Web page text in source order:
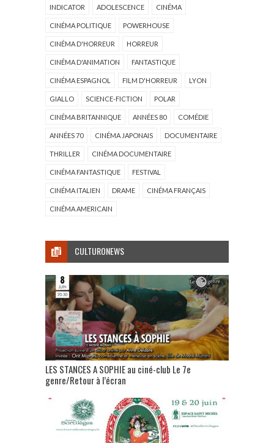
INDICATOR ADOLESCENCE CINÉMA
CINÉMA POLITIQUE POWERHOUSE
CINÉMA D'HORREUR HORREUR
CINÉMA D'ANIMATION FANTASTIQUE
CINÉMA ESPAGNOL FILM D'HORREUR LYON
GIALLO SCIENCE-FICTION POLAR
CINÉMA BRITANNIQUE ANNÉES 80 COMÉDIE
ANNÉES 70 CINÉMA JAPONAIS DOCUMENTAIRE
THRILLER CINÉMA DOCUMENTAIRE
CINÉMA FANTASTIQUE FESTIVAL
CINÉMA ITALIEN DRAME CINÉMA FRANÇAIS
CINÉMA AMERICAIN
CULTURONEWS
LES STANCES A SOPHIE au ciné-club Le 7e
genre/Retour à l’écran